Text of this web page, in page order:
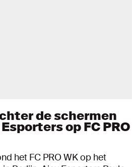
de schermen
op FC PRO
het FC PRO WK op het